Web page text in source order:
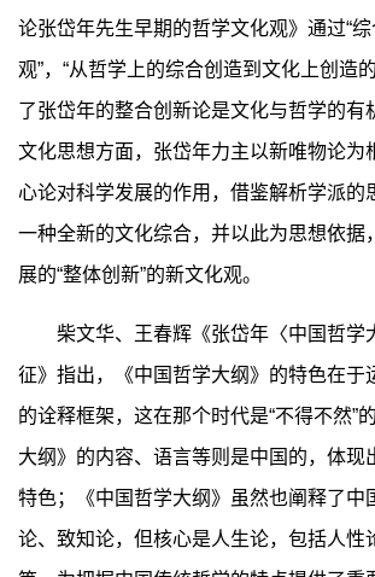
论张岱年先生早期的哲学文化观》通过“
观”，“从哲学上的综合创造到文化上创造
了张岱年的整合创新论是文化与哲学的有
文化思想方面，张岱年力主以新唯物论为
心论对科学发展的作用，借鉴解析学派的
一种全新的文化综合，并以此为思想依据
展的“整体创新”的新文化观。
柴文华、王春辉《张岱年〈中国哲学
征》指出，《中国哲学大纲》的特色在于
的诠释框架，这在那个时代是“不得不然”
大纲》的内容、语言等则是中国的，体现
特色；《中国哲学大纲》虽然也阐释了中
论、致知论，但核心是人生论，包括人性